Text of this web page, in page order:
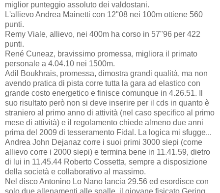
miglior punteggio assoluto dei valdostani.
L'allievo Andrea Mainetti con 12"08 nei 100m ottiene 560
punti.
Remy Viale, allievo, nei 400m ha corso in 57"96 per 422
punti.
René Cuneaz, bravissimo promessa, migliora il primato
personale a 4.04.10 nei 1500m.
Adil Boukhrais, promessa, dimostra grandi qualità, ma non
avendo pratica di pista corre tutta la gara ad elastico con
grande costo energetico e finisce comunque in 4.26.51. Il
suo risultato però non si deve inserire per il cds in quanto è
straniero al primo anno di attività (nel caso specifico al primo
mese di attività) e il regolamento chiede almeno due anni
prima del 2009 di tesseramento Fidal. La logica mi sfugge...
Andrea John Dejanaz corre i suoi primi 3000 siepi (come
allievo corre i 2000 siepi) e termina bene in 11.41.59, dietro
di lui in 11.45.44 Roberto Cossetta, sempre a disposizione
della società e collaborativo al massimo.
Nel disco Antonino Lo Nano lancia 29.56 ed esordisce con
solo due allenamenti alle spalle, il giovane fisicato Gering